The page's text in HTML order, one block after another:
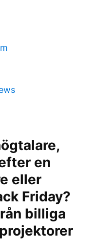
en
eller
Friday?
billiga